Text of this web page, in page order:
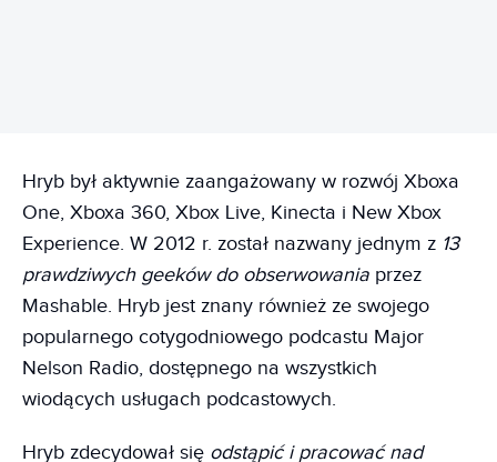
Hryb był aktywnie zaangażowany w rozwój Xboxa
One, Xboxa 360, Xbox Live, Kinecta i New Xbox
Experience. W 2012 r. został nazwany jednym z 13
prawdziwych geeków do obserwowania przez
Mashable. Hryb jest znany również ze swojego
popularnego cotygodniowego podcastu Major
Nelson Radio, dostępnego na wszystkich
wiodących usługach podcastowych.
Hryb zdecydował się odstąpić i pracować nad